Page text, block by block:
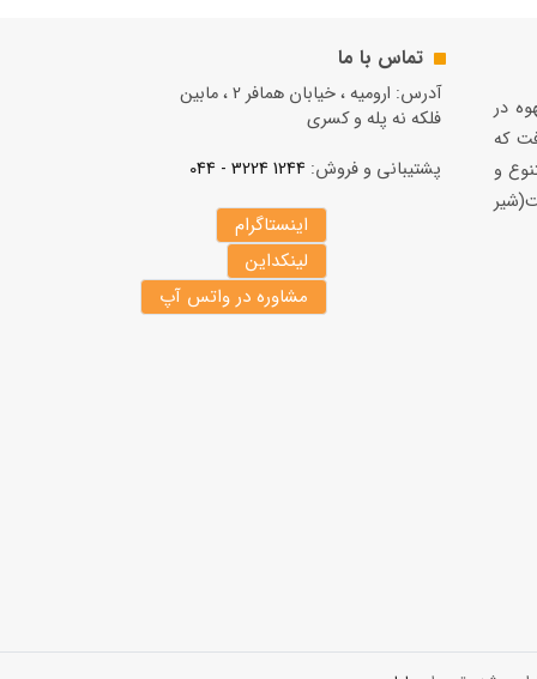
در
كه
و
تماس با ما
آدرس: ارومیه ، خیابان همافر 2 ، مابين
فلكه نه پله و کسری
پشتیبانی و فروش: 1244 3224 - 044
اینستاگرام
لینکداین
مشاوره در واتس آپ